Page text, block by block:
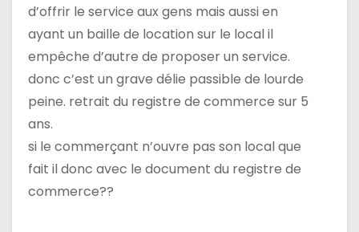
d’offrir le service aux gens mais aussi en
ayant un baille de location sur le local il
empêche d’autre de proposer un service.
donc c’est un grave délie passible de lourde
peine. retrait du registre de commerce sur 5
ans.
si le commerçant n’ouvre pas son local que
fait il donc avec le document du registre de
commerce??